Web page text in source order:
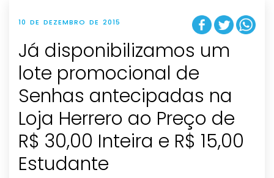
10 DE DEZEMBRO DE 2015
Já disponibilizamos um
lote promocional de
Senhas antecipadas na
Loja Herrero ao Preço de
R$ 30,00 Inteira e R$ 15,00
Estudante